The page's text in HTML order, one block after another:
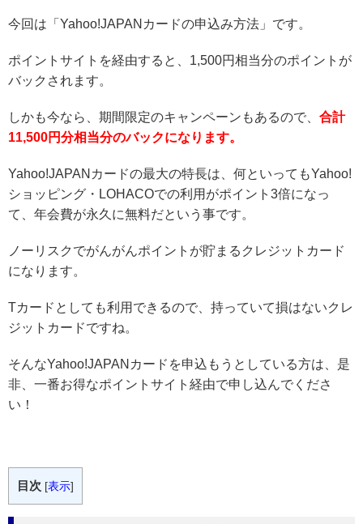
今回は「Yahoo!JAPANカードの申込み方法」です。
ポイントサイトを経由すると、1,500円相当分のポイントが
バックされます。
しかも今なら、期間限定のキャンペーンもあるので、 合計
11,500円分相当分のバックになります。
Yahoo!JAPANカードの最大の特長は、何といってもYahoo!
ショッピング・LOHACOでの利用がポイント3倍になっ
て、年会費が永久に無料だという事です。
ノーリスクでがんがんポイントが貯まるクレジットカード
になります。
Tカードとしても利用できるので、持っていて損はないクレ
ジットカードですね。
そんなYahoo!JAPANカードを申込もうとしている方は、是
非、一番お得なポイントサイト経由で申し込んでくださ
い！
目次 [表示]